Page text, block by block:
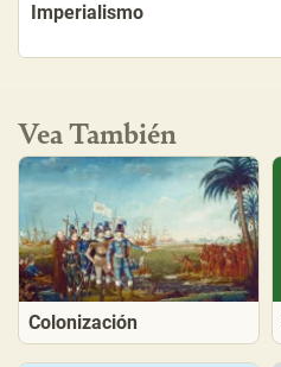
Imperialismo
Vea También
Colonización